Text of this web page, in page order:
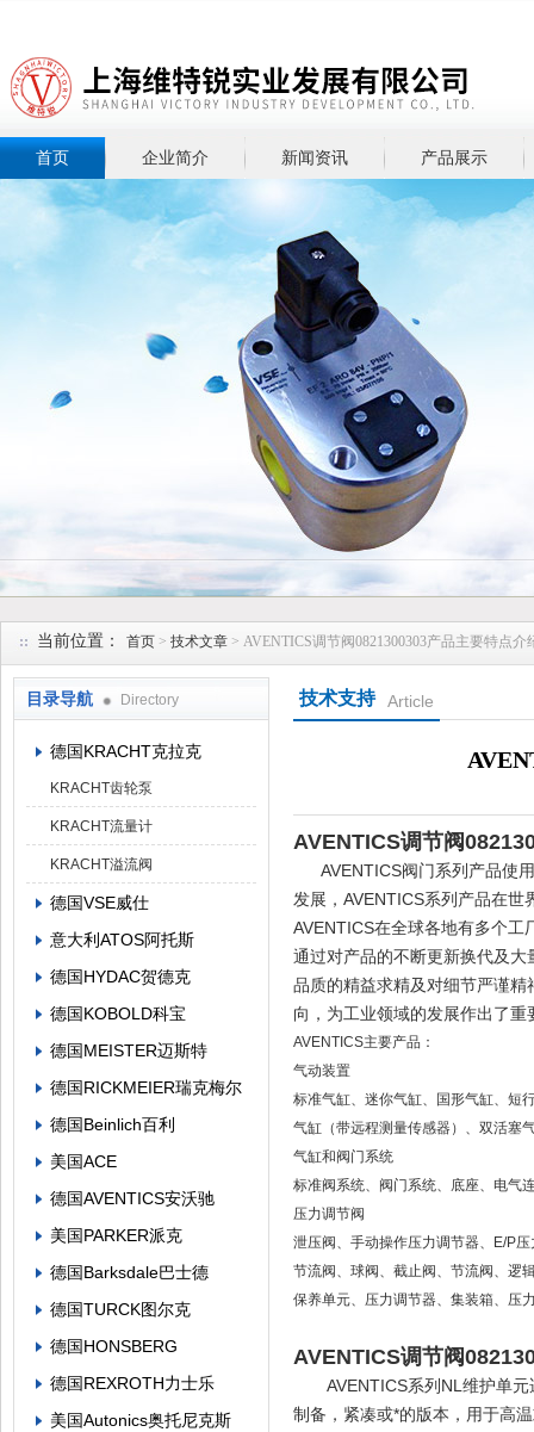
上海维特锐实业发展有限公司
首页 企业简介 新闻资讯 产品展示
当前位置： 首页 > 技术文章 > AVENTICS调节阀0821300303产品主要特点介
目录导航 Directory
德国KRACHT克拉克
KRACHT齿轮泵
KRACHT流量计
KRACHT溢流阀
德国VSE威仕
意大利ATOS阿托斯
德国HYDAC贺德克
德国KOBOLD科宝
德国MEISTER迈斯特
德国RICKMEIER瑞克梅尔
德国Beinlich百利
美国ACE
德国AVENTICS安沃驰
美国PARKER派克
德国Barksdale巴士德
德国TURCK图尔克
德国HONSBERG
德国REXROTH力士乐
美国Autonics奥托尼克斯
技术支持 Article
AVENTICS调节阀
AVENTICS阀门系列产品使用
发展，AVENTICS系列产品在
AVENTICS在全球各地有多个工
通过对产品的不断更新换代及
品质的精益求精及对细节严谨
向，为工业领域的发展作出了
AVENTICS主要产品：
气动装置
标准气缸、迷你气缸、国形气缸、短
气缸（带远程测量传感器）、双活塞
气缸和阀门系统
标准阀系统、阀门系统、底座、电气
压力调节阀
泄压阀、手动操作压力调节器、E/P
节流阀、球阀、截止阀、节流阀、逻
保养单元、压力调节器、集装箱、压
AVENTICS调节阀
AVENTICS系列NL维护单元
制备，紧凑或*的版本，用于高